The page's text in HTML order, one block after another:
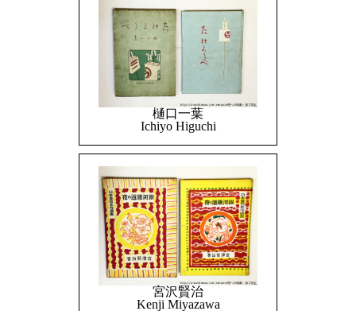
樋口一葉
Ichiyo Higuchi
宮沢賢治
Kenji Miyazawa